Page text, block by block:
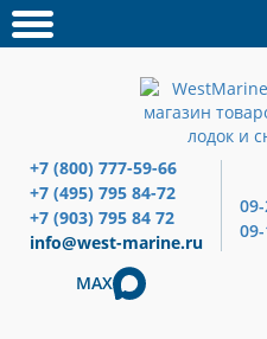
+7 (800) 777-59-66
+7 (495) 795 84-72
+7 (903) 795 84 72
info@west-marine.ru
MAX